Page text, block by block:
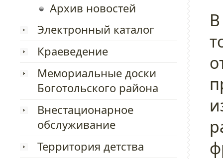
Архив новостей
Электронный каталог
Краеведение
Мемориальные доски
Боготольского района
Внестационарное
обслуживание
Территория детства